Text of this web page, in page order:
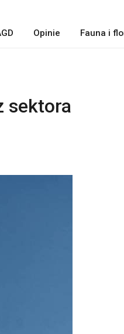
Opinie Fauna i
sektora